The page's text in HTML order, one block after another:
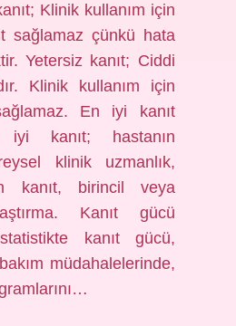
Klinik kullanım için
sağlamaz çünkü hata
Yetersiz kanıt; Ciddi
Klinik kullanım için
En iyi kanıt
kanıt; hastanın
klinik uzmanlık,
kanıt, birincil veya
Kanıt gücü
kanıt gücü,
müdahalelerinde,